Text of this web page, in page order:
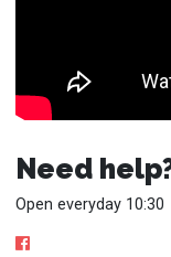
Need
Open everyday 10:30